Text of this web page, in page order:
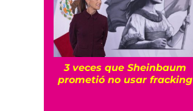
3 veces que Sheinbaum
prometió no usar fracking